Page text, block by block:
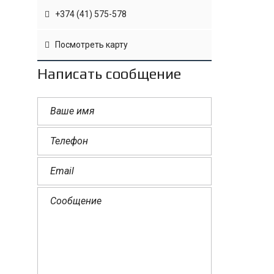
+374 (41) 575-578
Посмотреть карту
Написать сообщение